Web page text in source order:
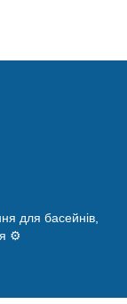
для басейнів,
⚙️